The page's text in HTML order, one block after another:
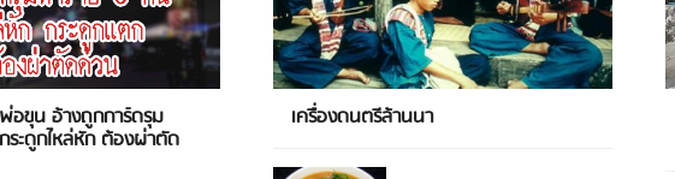
อขุน อ้างถูกการ์ดรุม
ระดูกไหล่หัก ต้องผ่าตัด
เครื่องดนตรีล้านนา